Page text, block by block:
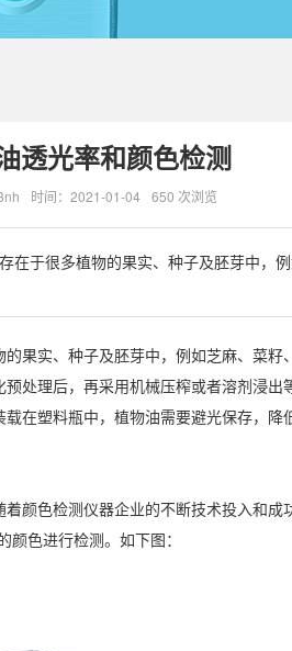
透光率和颜色检测
时间：2021-01-04 650 次浏览
在于很多植物的果实、种子及胚芽中，
果实、种子及胚芽中，例如芝麻、菜
处理后，再采用机械压榨或者溶剂浸
在塑料瓶中，植物油需要避光保存，
颜色检测仪器企业的不断技术投入和成
色进行检测。如下图：